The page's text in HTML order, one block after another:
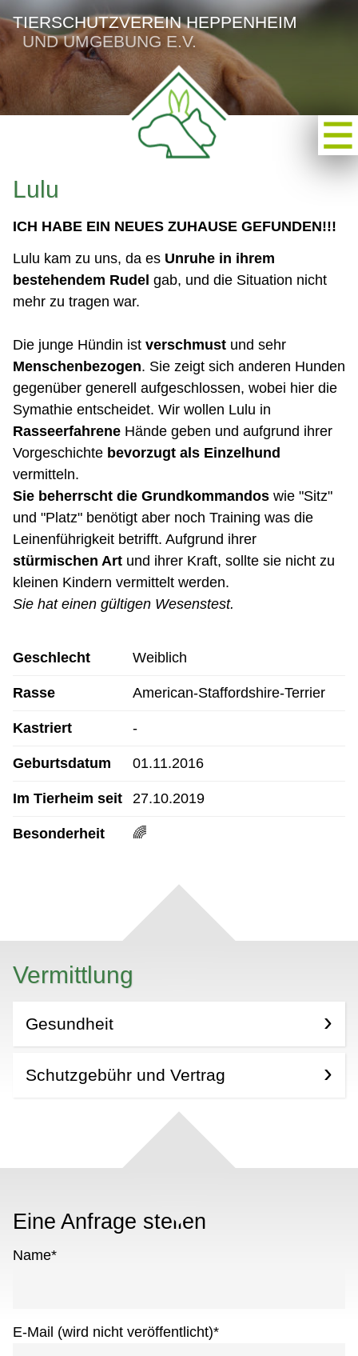
TIERSCHUTZVEREIN HEPPENHEIM
UND UMGEBUNG E.V.
Lulu
ICH HABE EIN NEUES ZUHAUSE GEFUNDEN!!!
Lulu kam zu uns, da es Unruhe in ihrem
bestehendem Rudel gab, und die Situation nicht
mehr zu tragen war.
Die junge Hündin ist verschmust und sehr
Menschenbezogen. Sie zeigt sich anderen Hunden
gegenüber generell aufgeschlossen, wobei hier die
Symathie entscheidet. Wir wollen Lulu in
Rasseerfahrene Hände geben und aufgrund ihrer
Vorgeschichte bevorzugt als Einzelhund
vermitteln.
Sie beherrscht die Grundkommandos wie "Sitz"
und "Platz" benötigt aber noch Training was die
Leinenführigkeit betrifft. Aufgrund ihrer
stürmischen Art und ihrer Kraft, sollte sie nicht zu
kleinen Kindern vermittelt werden.
Sie hat einen gültigen Wesenstest.
Geschlecht Weiblich
Rasse American-Staffordshire-Terrier
Kastriert -
Geburtsdatum 01.11.2016
Im Tierheim seit 27.10.2019
Besonderheit 🌈
Vermittlung
Gesundheit
Schutzgebühr und Vertrag
Eine Anfrage stellen
Name*
E-Mail (wird nicht veröffentlicht)*